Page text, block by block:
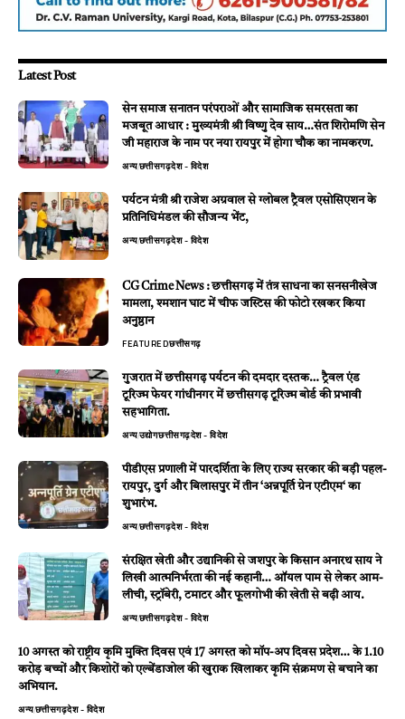
Latest Post
सेन समाज सनातन परंपराओं और सामाजिक समरसता का
मजबूत आधार : मुख्यमंत्री श्री विष्णु देव साय…संत शिरोमणि सेन
जी महाराज के नाम पर नया रायपुर में होगा चौक का नामकरण.
अन्यछत्तीसगढ़देश - विदेश
पर्यटन मंत्री श्री राजेश अग्रवाल से ग्लोबल ट्रैवल एसोसिएशन के
प्रतिनिधिमंडल की सौजन्य भेंट,
अन्यछत्तीसगढ़देश - विदेश
CG Crime News : छत्तीसगढ़ में तंत्र साधना का सनसनीखेज
मामला, श्मशान घाट में चीफ जस्टिस की फोटो रखकर किया
अनुष्ठान
FEATUREDछत्तीसगढ़
गुजरात में छत्तीसगढ़ पर्यटन की दमदार दस्तक… ट्रैवल एंड
टूरिज्म फेयर गांधीनगर में छत्तीसगढ़ टूरिज्म बोर्ड की प्रभावी
सहभागिता.
अन्यउद्योगछत्तीसगढ़देश - विदेश
पीडीएस प्रणाली में पारदर्शिता के लिए राज्य सरकार की बड़ी पहल-
रायपुर, दुर्ग और बिलासपुर में तीन ‘अन्नपूर्ति ग्रेन एटीएम‘ का
शुभारंभ.
अन्यछत्तीसगढ़देश - विदेश
संरक्षित खेती और उद्यानिकी से जशपुर के किसान अनारथ साय ने
लिखी आत्मनिर्भरता की नई कहानी… ऑयल पाम से लेकर आम-
लीची, स्ट्रॉबेरी, टमाटर और फूलगोभी की खेती से बढ़ी आय.
अन्यछत्तीसगढ़देश - विदेश
10 अगस्त को राष्ट्रीय कृमि मुक्ति दिवस एवं 17 अगस्त को मॉप-अप दिवस प्रदेश… के 1.10
करोड़ बच्चों और किशोरों को एल्बेंडाजोल की खुराक खिलाकर कृमि संक्रमण से बचाने का
अभियान.
अन्यछत्तीसगढ़देश - विदेश